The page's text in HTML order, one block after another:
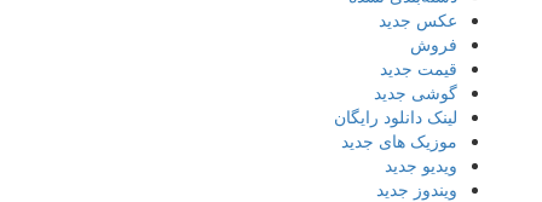
عکس جدید
فروش
قیمت جدید
گوشی جدید
لینک دانلود رایگان
موزیک های جدید
ویدیو جدید
ویندوز جدید